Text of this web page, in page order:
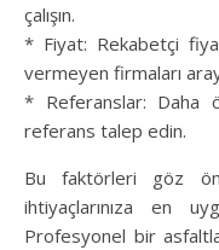
çalışın.
* Fiyat: Rekabetçi
vermeyen firmaları
* Referanslar: Daha
referans talep edin.
Bu faktörleri göz
ihtiyaçlarınıza en
Profesyonel bir